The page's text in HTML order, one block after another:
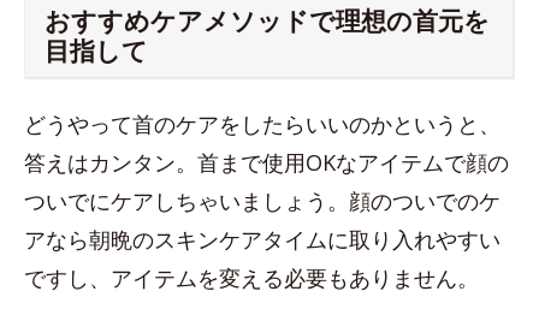
おすすめケアメソッドで理想の首元を
目指して
どうやって首のケアをしたらいいのかというと、
答えはカンタン。首まで使用OKなアイテムで顔の
ついでにケアしちゃいましょう。顔のついでのケ
アなら朝晩のスキンケアタイムに取り入れやすい
ですし、アイテムを変える必要もありません。